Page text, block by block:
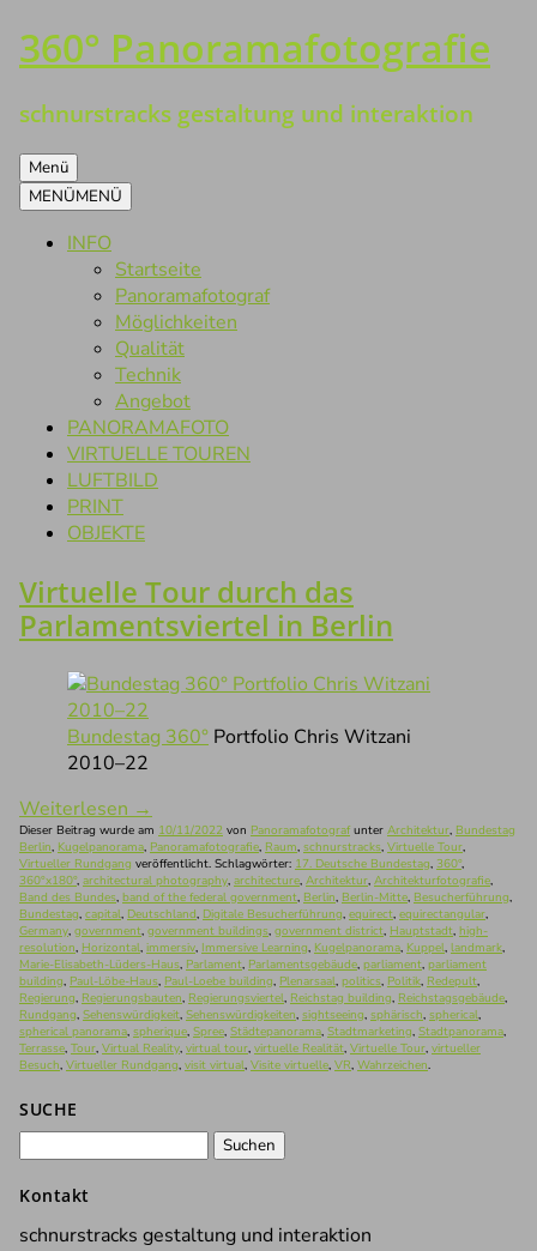
Zum
Inhalt
360° Panoramafotografie
schnurstracks gestaltung und interaktion
Menü
MENÜMENÜ
INFO
Startseite
Panoramafotograf
Möglichkeiten
Qualität
Technik
Angebot
PANORAMAFOTO
VIRTUELLE TOUREN
LUFTBILD
PRINT
OBJEKTE
Virtuelle Tour durch das
Parlamentsviertel in Berlin
Bundestag 360° Portfolio Chris Witzani
2010–22
Weiterlesen →
Dieser Beitrag wurde am 10/11/2022 von Panoramafotografunter Architektur, Bundestag
Berlin, Kugelpanorama, Panoramafotografie, Raum, schnurstracks, Virtuelle Tour,
Virtueller Rundgang veröffentlicht. Schlagwörter: 17. Deutsche Bundestag, 360°,
360°x180°, architectural photography, architecture, Architektur, Architekturfotografie,
Band des Bundes, band of the federal government, Berlin, Berlin-Mitte, Besucherführung,
Bundestag, capital, Deutschland, Digitale Besucherführung, equirect, equirectangular,
Germany, government, government buildings, government district, Hauptstadt, high-
resolution, Horizontal, immersiv, Immersive Learning, Kugelpanorama, Kuppel, landmark,
Marie-Elisabeth-Lüders-Haus, Parlament, Parlamentsgebäude, parliament, parliament
building, Paul-Löbe-Haus, Paul-Loebe building, Plenarsaal, politics, Politik, Redepult,
Regierung, Regierungsbauten, Regierungsviertel, Reichstag building, Reichstagsgebäude,
Rundgang, Sehenswürdigkeit, Sehenswürdigkeiten, sightseeing, sphärisch, spherical,
spherical panorama, spherique, Spree, Städtepanorama, Stadtmarketing, Stadtpanorama,
Terrasse, Tour, Virtual Reality, virtual tour, virtuelle Realität, Virtuelle Tour, virtueller
Besuch, Virtueller Rundgang, visit virtual, Visite virtuelle, VR, Wahrzeichen.
SUCHE
Kontakt
schnurstracks gestaltung und interaktion